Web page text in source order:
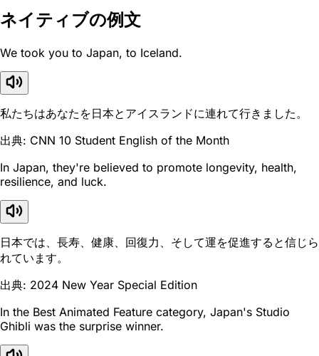
ネイティブの例文
We took you to Japan, to Iceland.
私たちはあなたを日本とアイスランドに連れて行きました。
出典: CNN 10 Student English of the Month
In Japan, they're believed to promote longevity, health,
resilience, and luck.
日本では、長寿、健康、回復力、そして運を促進すると信じら
れています。
出典: 2024 New Year Special Edition
In the Best Animated Feature category, Japan's Studio
Ghibli was the surprise winner.